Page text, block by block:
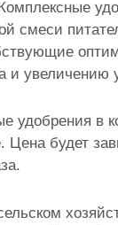
смеси
и увеличению
удобрения в
Цена будет